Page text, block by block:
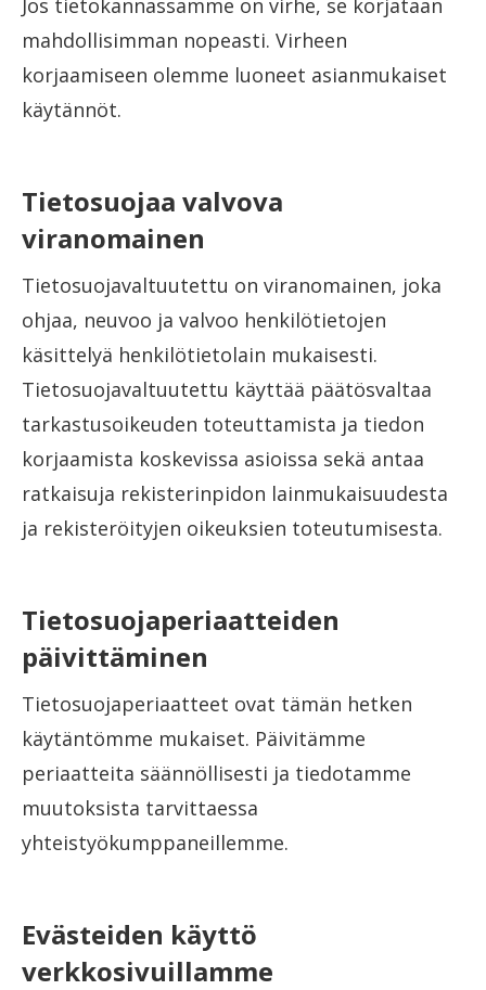
Jos tietokannassamme on virhe, se korjataan
mahdollisimman nopeasti. Virheen
korjaamiseen olemme luoneet asianmukaiset
käytännöt.
Tietosuojaa valvova
viranomainen
Tietosuojavaltuutettu on viranomainen, joka
ohjaa, neuvoo ja valvoo henkilötietojen
käsittelyä henkilötietolain mukaisesti.
Tietosuojavaltuutettu käyttää päätösvaltaa
tarkastusoikeuden toteuttamista ja tiedon
korjaamista koskevissa asioissa sekä antaa
ratkaisuja rekisterinpidon lainmukaisuudesta
ja rekisteröityjen oikeuksien toteutumisesta.
Tietosuojaperiaatteiden
päivittäminen
Tietosuojaperiaatteet ovat tämän hetken
käytäntömme mukaiset. Päivitämme
periaatteita säännöllisesti ja tiedotamme
muutoksista tarvittaessa
yhteistyökumppaneillemme.
Evästeiden käyttö
verkkosivuillamme